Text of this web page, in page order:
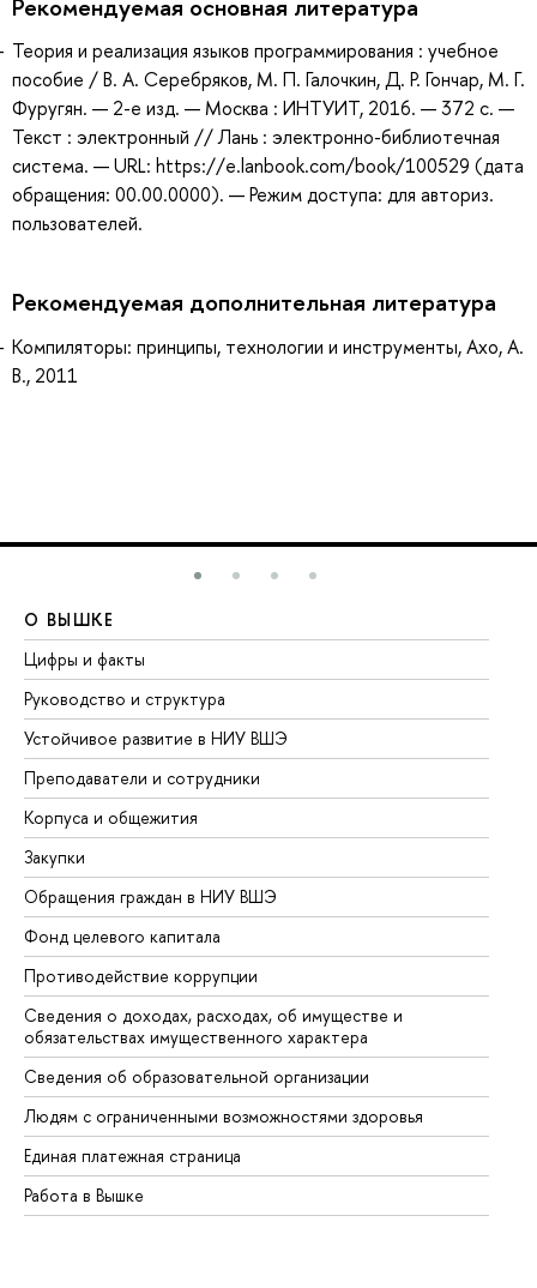
Теория и реализация языков программирования : учебное
пособие / В. А. Серебряков, М. П. Галочкин, Д. Р. Гончар, М. Г.
Фуругян. — 2-е изд. — Москва : ИНТУИТ, 2016. — 372 с. —
Текст : электронный // Лань : электронно-библиотечная
система. — URL: https://e.lanbook.com/book/100529 (дата
обращения: 00.00.0000). — Режим доступа: для авториз.
пользователей.
Рекомендуемая дополнительная литература
Компиляторы: принципы, технологии и инструменты, Ахо, А.
В., 2011
О ВЫШКЕ
Цифры и факты
Руководство и структура
Устойчивое развитие в НИУ ВШЭ
Преподаватели и сотрудники
Корпуса и общежития
Закупки
Обращения граждан в НИУ ВШЭ
Фонд целевого капитала
Противодействие коррупции
Сведения о доходах, расходах, об имуществе и
обязательствах имущественного характера
Сведения об образовательной организации
Людям с ограниченными возможностями здоровья
Единая платежная страница
Работа в Вышке